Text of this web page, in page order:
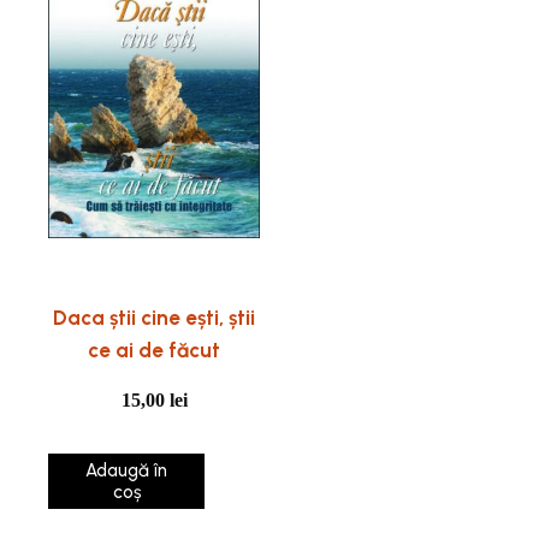
Daca știi cine ești, știi
ce ai de făcut
15,00 lei
Adaugă în
coș